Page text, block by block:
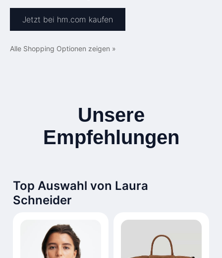
Jetzt bei hm.com kaufen
Alle Shopping Optionen zeigen »
Unsere
Empfehlungen
Top Auswahl von Laura
Schneider